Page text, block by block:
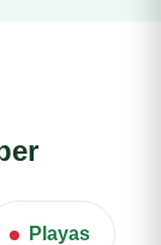
Playas